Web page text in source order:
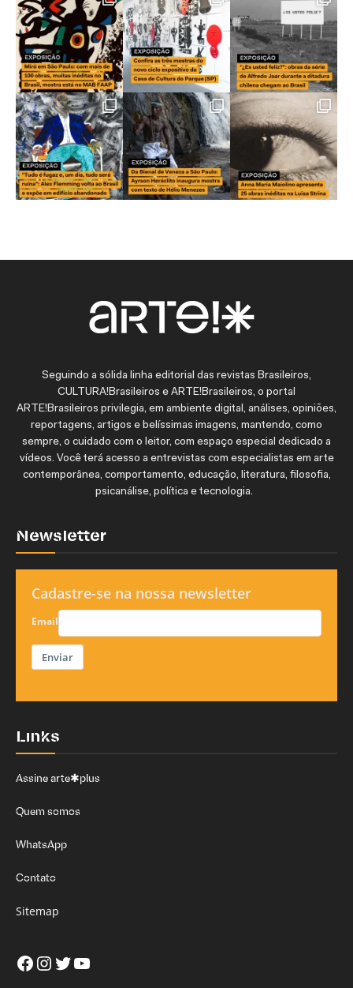
Seguindo a sólida linha editorial das revistas Brasileiros,
CULTURA!Brasileiros e ARTE!Brasileiros, o portal
ARTE!Brasileiros privilegia, em ambiente digital, análises, opiniões,
reportagens, artigos e belíssimas imagens, mantendo, como
sempre, o cuidado com o leitor, com espaço especial dedicado a
vídeos. Você terá acesso a entrevistas com especialistas em arte
contemporânea, comportamento, educação, literatura, filosofia,
psicanálise, política e tecnologia.
Newsletter
Cadastre-se na nossa newsletter
Email
Enviar
Links
Assine arte✱plus
Quem somos
WhatsApp
Contato
Sitemap
Facebook
Instagram
Twitter
Youtube